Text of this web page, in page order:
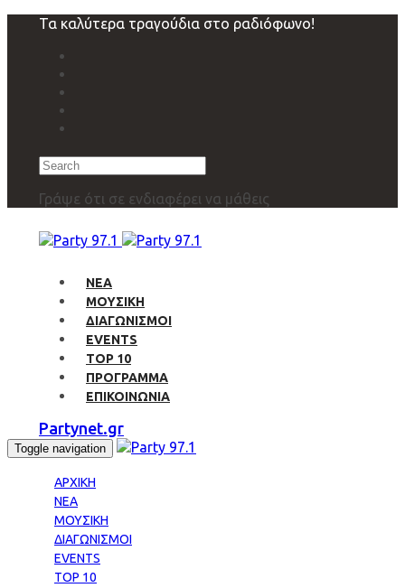
navigation
Τα καλύτερα τραγούδια στο ραδιόφωνο!
Search
Γράψε ότι σε ενδιαφέρει να μάθεις
ΝΕΑ
ΜΟΥΣΙΚΗ
ΔΙΑΓΩΝΙΣΜΟΙ
EVENTS
TOP 10
ΠΡΟΓΡΑΜΜΑ
ΕΠΙΚΟΙΝΩΝΙΑ
Partynet.gr
Toggle navigation
ΑΡΧΙΚΗ
ΝΕΑ
ΜΟΥΣΙΚΗ
ΔΙΑΓΩΝΙΣΜΟΙ
EVENTS
TOP 10